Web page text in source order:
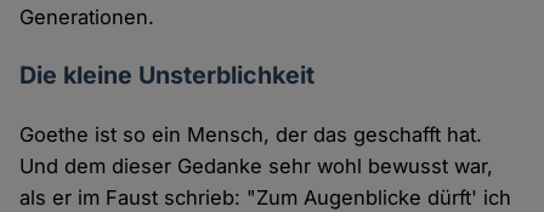
Generationen.
Die kleine Unsterblichkeit
Goethe ist so ein Mensch, der das geschafft hat.
Und dem dieser Gedanke sehr wohl bewusst war,
als er im Faust schrieb: "Zum Augenblicke dürft' ich